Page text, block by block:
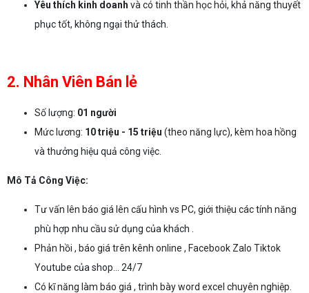
Yêu thích kinh doanh và có tinh thần học hỏi, khả năng thuyết
phục tốt, không ngại thử thách.
2. Nhân Viên Bán lẻ
Số lượng: 01 người
Mức lương: 10 triệu - 15 triệu (theo năng lực), kèm hoa hồng
và thưởng hiệu quả công việc.
Mô Tả Công Việc:
Tư vấn lên báo giá lên cấu hình vs PC, giới thiệu các tính năng
phù hợp nhu cầu sử dụng của khách .
Phản hồi , báo giá trên kênh online , Facebook Zalo Tiktok
Youtube của shop... 24/7
Có kĩ năng làm báo giá , trình bày word excel chuyên nghiệp.